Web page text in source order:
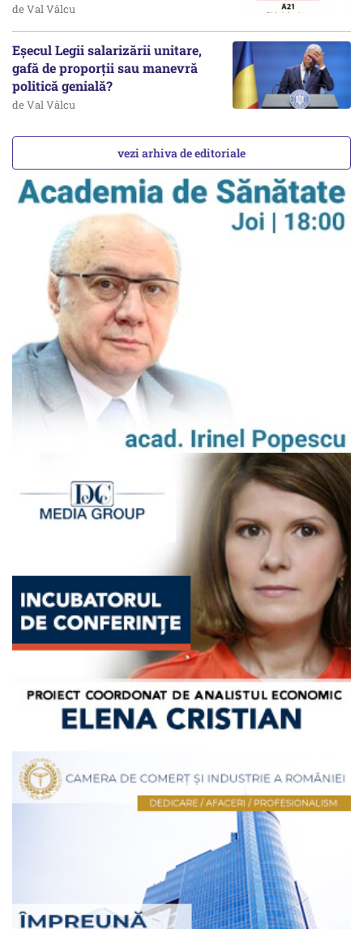
de Val Vâlcu
Eșecul Legii salarizării unitare,
gafă de proporții sau manevră
politică genială?
de Val Vâlcu
vezi arhiva de editoriale